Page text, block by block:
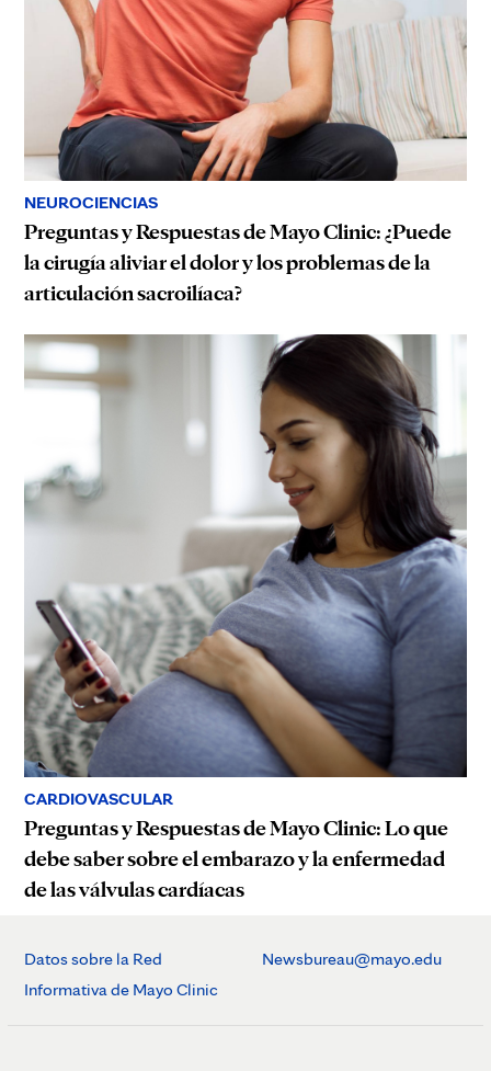
NEUROCIENCIAS
Preguntas y Respuestas de Mayo Clinic: ¿Puede
la cirugía aliviar el dolor y los problemas de la
articulación sacroilíaca?
CARDIOVASCULAR
Preguntas y Respuestas de Mayo Clinic: Lo que
debe saber sobre el embarazo y la enfermedad
de las válvulas cardíacas
Datos sobre la Red
Informativa de Mayo Clinic
Newsbureau@mayo.edu